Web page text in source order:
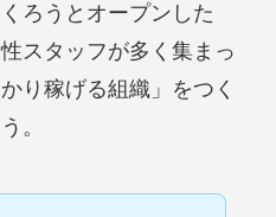
ろうとオープンした
スタッフが多く集まっ
り稼げる組織」をつく
。